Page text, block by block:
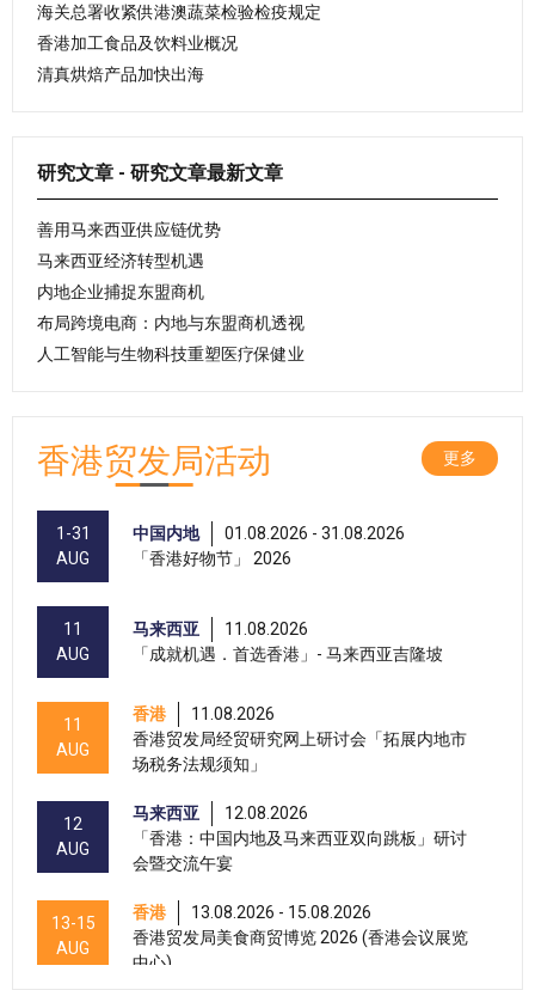
海关总署收紧供港澳蔬菜检验检疫规定
香港加工食品及饮料业概况
清真烘焙产品加快出海
研究文章 - 研究文章最新文章
善用马来西亚供应链优势
马来西亚经济转型机遇
内地企业捕捉东盟商机
布局跨境电商：内地与东盟商机透视
人工智能与生物科技重塑医疗保健业
香港贸发局活动 更多
1-31
AUG
中国内地
01.08.2026 - 31.08.2026
「香港好物节」 2026
11
AUG
马来西亚
11.08.2026
「成就机遇．首选香港」- 马来西亚吉隆坡
11
AUG
香港
11.08.2026
香港贸发局经贸研究网上研讨会「拓展内地市
场税务法规须知」
12
AUG
马来西亚
12.08.2026
「香港：中国内地及马来西亚双向跳板」研讨
会暨交流午宴
13-15
AUG
香港
13.08.2026 - 15.08.2026
香港贸发局美食商贸博览 2026 (香港会议展览
中心)